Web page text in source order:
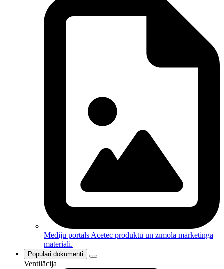
Mediju portāls Acetec produktu un zīmola mārketinga
materiāli.
Populāri dokumenti
Ventilācija